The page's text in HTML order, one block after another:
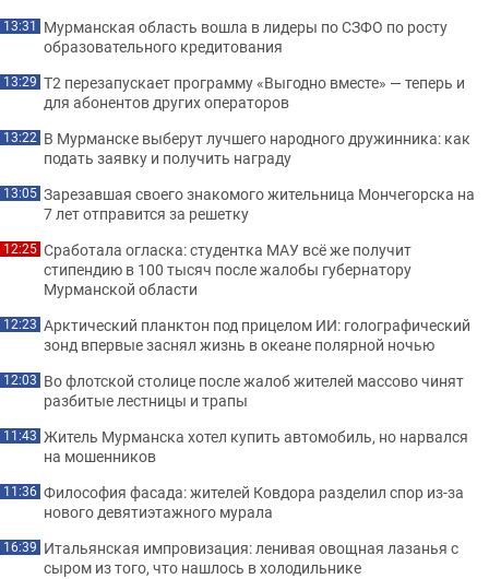
13:31 Мурманская область вошла в лидеры по СЗФО по росту
образовательного кредитования
13:29 Т2 перезапускает программу «Выгодно вместе» — теперь и
для абонентов других операторов
13:22 В Мурманске выберут лучшего народного дружинника: как
подать заявку и получить награду
13:05 Зарезавшая своего знакомого жительница Мончегорска на
7 лет отправится за решетку
12:25 Сработала огласка: студентка МАУ всё же получит
стипендию в 100 тысяч после жалобы губернатору
Мурманской области
12:23 Арктический планктон под прицелом ИИ: голографический
зонд впервые заснял жизнь в океане полярной ночью
12:03 Во флотской столице после жалоб жителей массово чинят
разбитые лестницы и трапы
11:43 Житель Мурманска хотел купить автомобиль, но нарвался
на мошенников
11:36 Философия фасада: жителей Ковдора разделил спор из-за
нового девятиэтажного мурала
16:39 Итальянская импровизация: ленивая овощная лазанья с
сыром из того, что нашлось в холодильнике